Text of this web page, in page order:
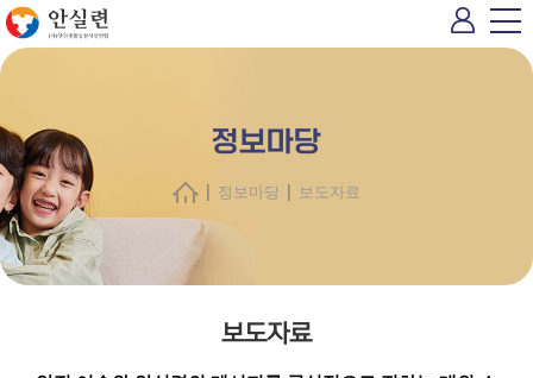
정보마당
| 정보마당 | 보도자료
보도자료